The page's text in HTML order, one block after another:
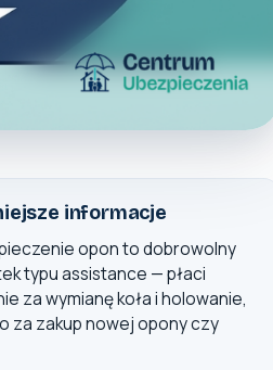
informacje
opon to dobrowolny
typu assistance — płaci
za wymianę koła i holowanie,
za zakup nowej opony czy